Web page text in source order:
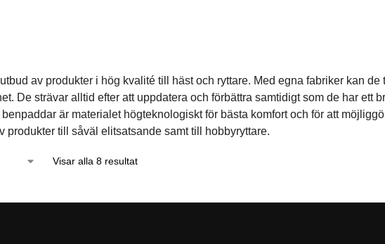
av produkter i hög kvalité till häst och ryttare. Med egna fabriker kan
De strävar alltid efter att uppdatera och förbättra samtidigt som de har ett
är materialet högteknologiskt för bästa komfort och för att
produkter till såväl elitsatsande samt till hobbyryttare.
Visar alla 8 resultat